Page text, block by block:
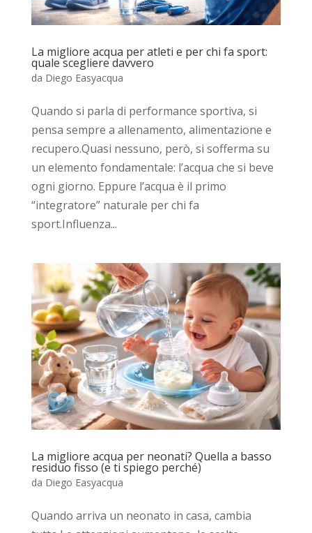
La migliore acqua per atleti e per chi fa sport:
quale scegliere davvero
da Diego Easyacqua
Quando si parla di performance sportiva, si
pensa sempre a allenamento, alimentazione e
recupero.Quasi nessuno, però, si sofferma su
un elemento fondamentale: l’acqua che si beve
ogni giorno. Eppure l’acqua è il primo
“integratore” naturale per chi fa
sport.Influenza...
La migliore acqua per neonati? Quella a basso
residuo fisso (e ti spiego perché)
da Diego Easyacqua
Quando arriva un neonato in casa, cambia